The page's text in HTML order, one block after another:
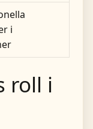
i
roll i